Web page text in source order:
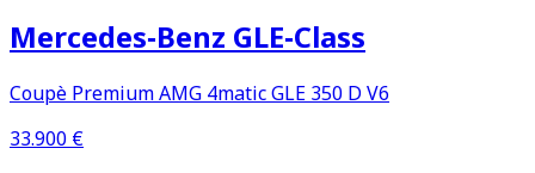
Mercedes‑Benz GLE‑Class
Coupè Premium AMG 4matic GLE 350 D V6
33.900 €